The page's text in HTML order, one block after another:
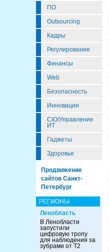
ПО
Outsourcing
Кадры
Регулирование
Финансы
Web
Безопасность
Инновации
CIO/Управление
ИТ
Гаджеты
Здоровье
Продвижение
сайтов Санкт-
Петербург
РЕГИОНЫ
Ленобласть
В Ленобласти
запустили
цифровую тропу
для наблюдения за
зубрами от Т2